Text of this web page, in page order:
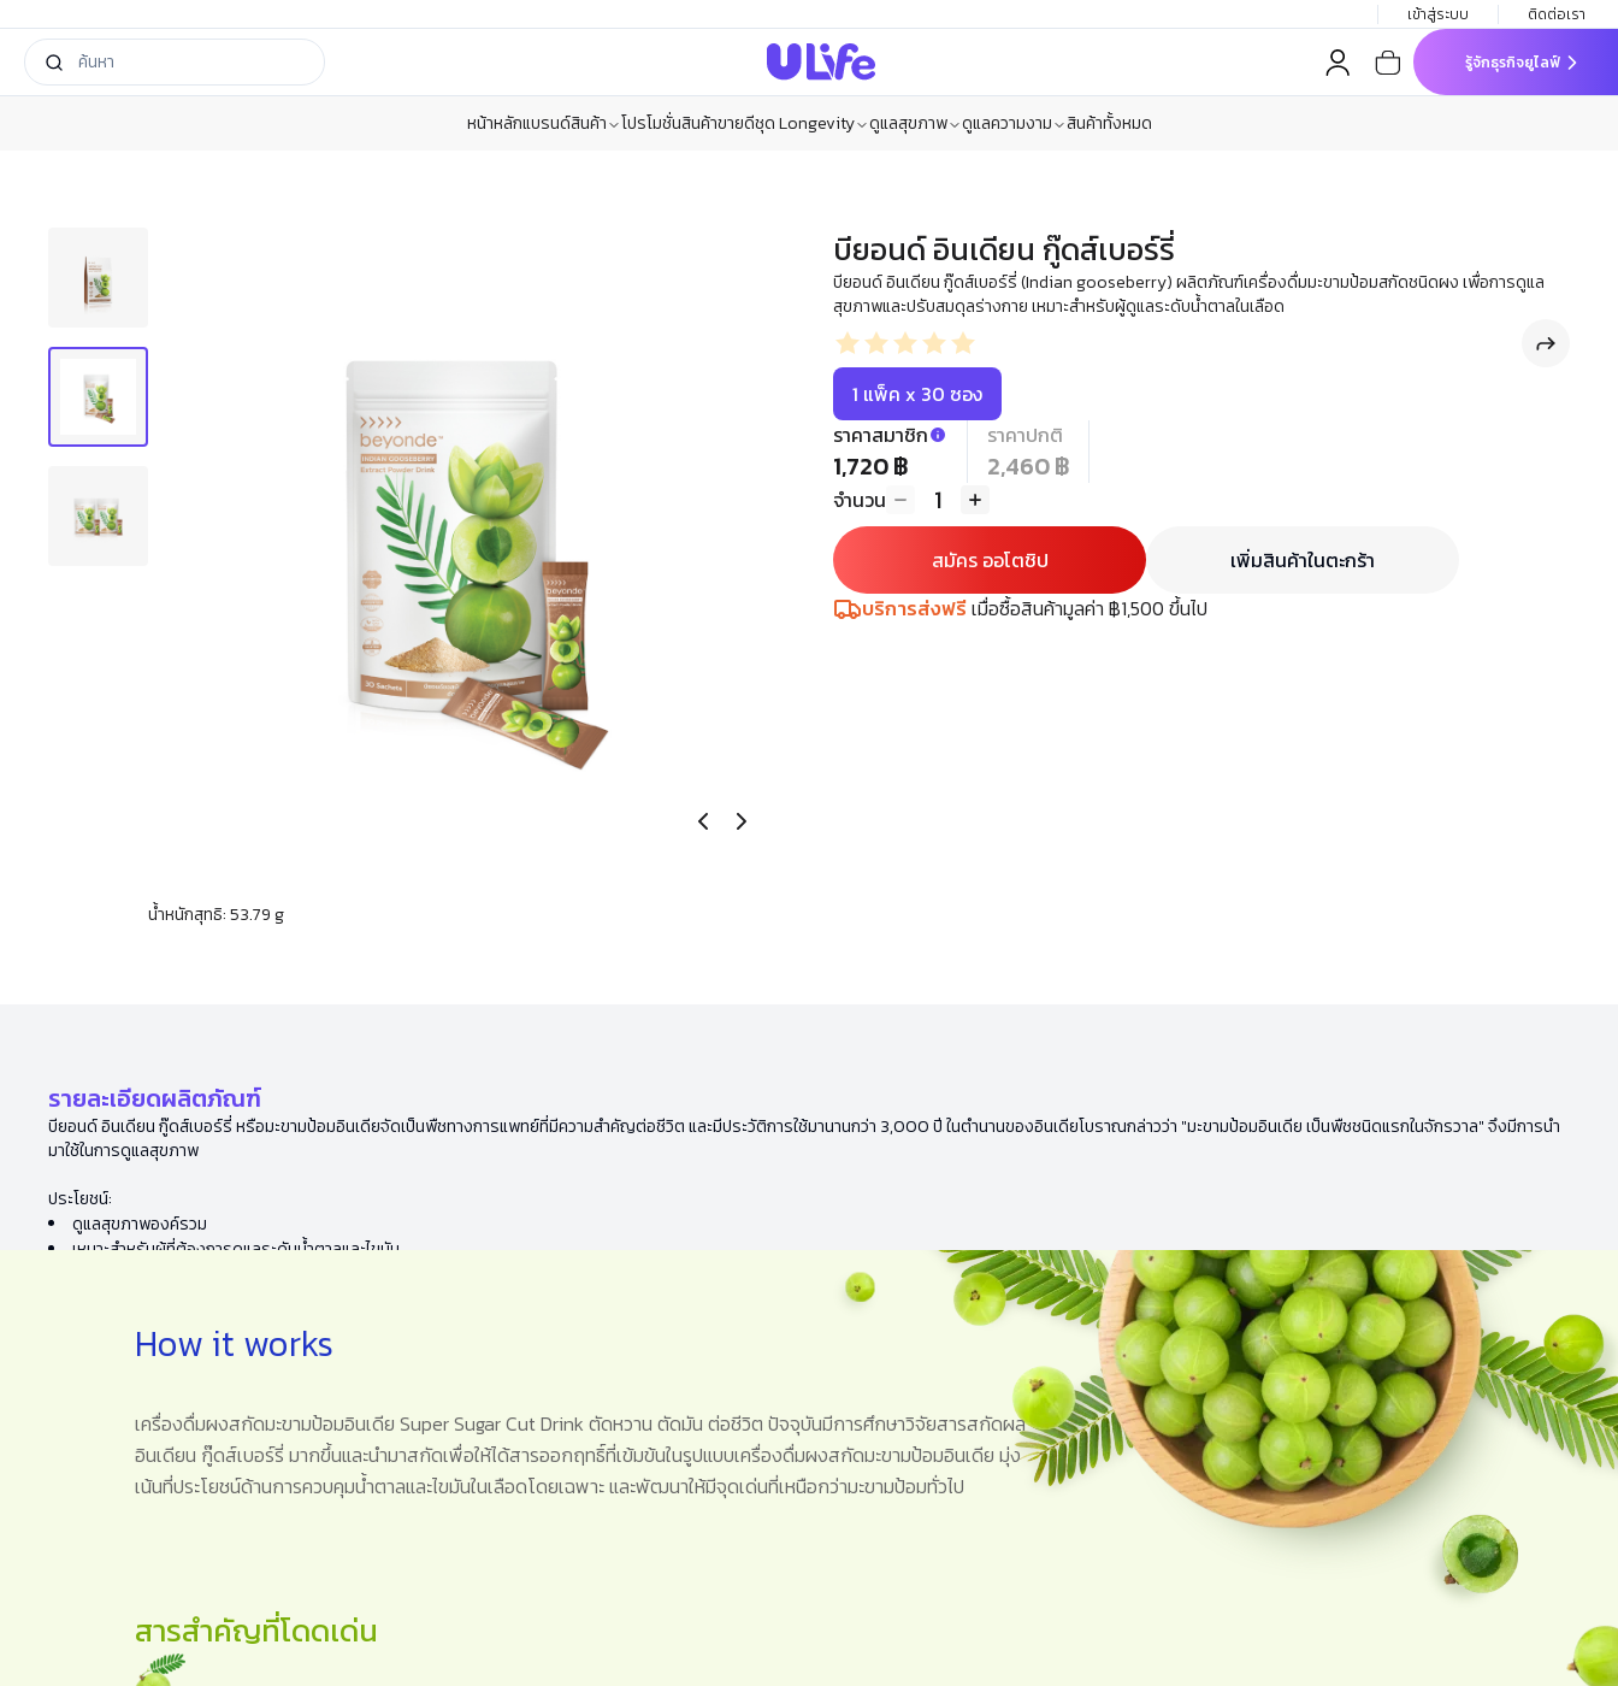
เข้าสู่ระบบ ติดต่อเรา
รู้จักธุรกิจยูไลฟ์
หน้าหลักแบรนด์สินค้า โปรโมชั่นสินค้าขายดีชุด Longevity ดูแลสุขภาพ ดูแลความงาม สินค้าทั้งหมด
น้ำหนักสุทธิ: 53.79 g
บียอนด์ อินเดียน กู๊ดส์เบอร์รี่
บียอนด์ อินเดียน กู๊ดส์เบอร์รี่ (Indian gooseberry) ผลิตภัณฑ์เครื่องดื่มมะขามป้อมสกัดชนิดผง เพื่อการดูแล
สุขภาพและปรับสมดุลร่างกาย เหมาะสำหรับผู้ดูแลระดับน้ำตาลในเลือด
1 แพ็ค x 30 ซอง
ราคาสมาชิก
1,720 ฿
ราคาปกติ
2,460 ฿
จำนวน 1
สมัคร ออโตชิป
เพิ่มสินค้าในตะกร้า
บริการส่งฟรีเมื่อซื้อสินค้ามูลค่า ฿1,500 ขึ้นไป
รายละเอียดผลิตภัณฑ์
บียอนด์ อินเดียน กู๊ดส์เบอร์รี่ หรือมะขามป้อมอินเดียจัดเป็นพืชทางการแพทย์ที่มีความสำคัญต่อชีวิต และมีประวัติการใช้มานานกว่า 3,000 ปี ในตำนานของอินเดียโบราณกล่าวว่า "มะขามป้อมอินเดีย เป็นพืชชนิดแรกในจักรวาล" จึงมีการนำ
มาใช้ในการดูแลสุขภาพ
ประโยชน์:
ดูแลสุขภาพองค์รวม
เหมาะสำหรับผู้ที่ต้องการดูแลระดับน้ำตาลและไขมัน
How it works
เครื่องดื่มผงสกัดมะขามป้อมอินเดีย Super Sugar Cut Drink ตัดหวาน ตัดมัน ต่อชีวิต ปัจจุบันมีการศึกษาวิจัยสารสกัดผล
อินเดียน กู๊ดส์เบอร์รี่ มากขึ้นและนำมาสกัดเพื่อให้ได้สารออกฤทธิ์ที่เข้มข้นในรูปแบบเครื่องดื่มผงสกัดมะขามป้อมอินเดีย มุ่ง
เน้นที่ประโยชน์ด้านการควบคุมน้ำตาลและไขมันในเลือดโดยเฉพาะ และพัฒนาให้มีจุดเด่นที่เหนือกว่ามะขามป้อมทั่วไป
สารสำคัญที่โดดเด่น